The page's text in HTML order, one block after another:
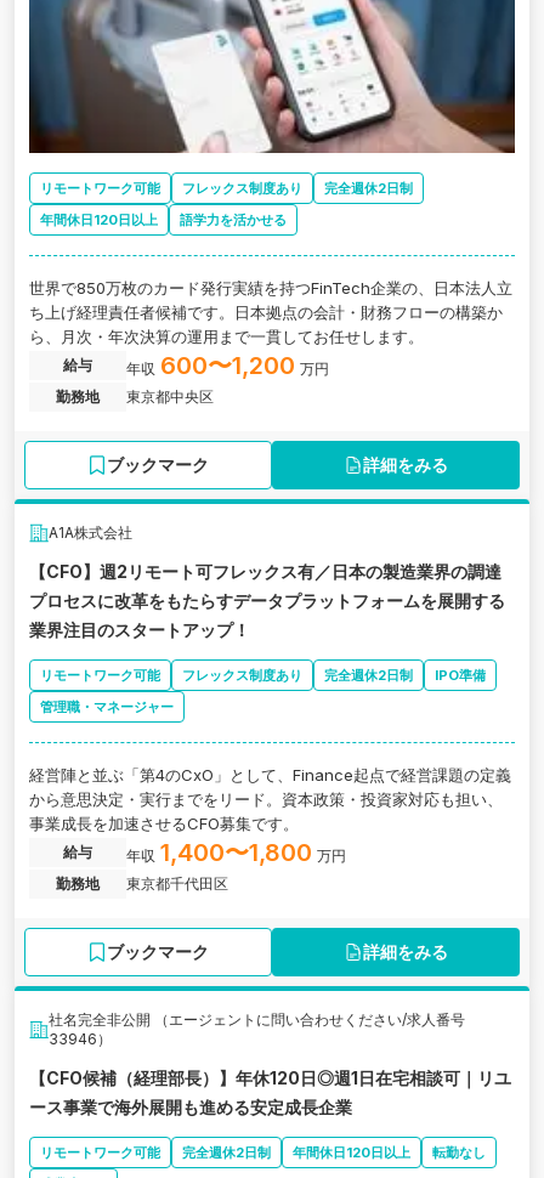
リモートワーク可能 フレックス制度あり
完全週休2日制
年間休日120日以上
語学力を活かせる
世界で850万枚のカード発行実績を持つFinTech企業の、日本法人立
ち上げ経理責任者候補です。日本拠点の会計・財務フローの構築か
ら、月次・年次決算の運用まで一貫してお任せします。
給与 年収 600〜1,200 万円
勤務地
東京都中央区
ブックマーク 詳細をみる
A1A株式会社
【CFO】週2リモート可フレックス有／日本の製造業界の調達
プロセスに改革をもたらすデータプラットフォームを展開する
業界注目のスタートアップ！
リモートワーク可能 フレックス制度あり 完全週休2日制
IPO準備
管理職・マネージャー
経営陣と並ぶ「第4のCxO」として、Finance起点で経営課題の定義
から意思決定・実行までをリード。資本政策・投資家対応も担い、
事業成長を加速させるCFO募集です。
給与 年収 1,400〜1,800 万円
勤務地
東京都千代田区
ブックマーク 詳細をみる
社名完全非公開 （エージェントに問い合わせください/求人番号
33946）
【CFO候補（経理部長）】年休120日◎週1日在宅相談可｜リユ
ース事業で海外展開も進める安定成長企業
リモートワーク可能 完全週休2日制 年間休日120日以上
転勤なし